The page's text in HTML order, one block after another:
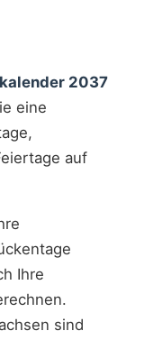
2037
eine
auf
Ihre
sind